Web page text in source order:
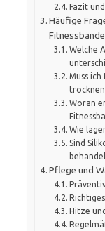
Fazit
Häufige
Welche
Muss
Woran
Wie
Sind
Pflege und
Hitze